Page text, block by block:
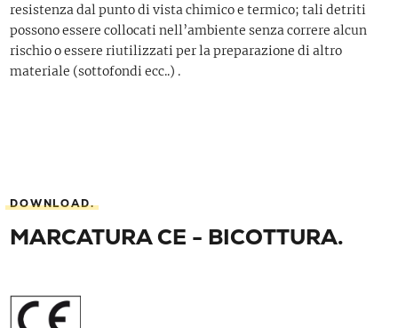
resistenza dal punto di vista chimico e termico; tali detriti
possono essere collocati nell’ambiente senza correre alcun
rischio o essere riutilizzati per la preparazione di altro
materiale (sottofondi ecc..) .
DOWNLOAD.
MARCATURA CE - BICOTTURA.